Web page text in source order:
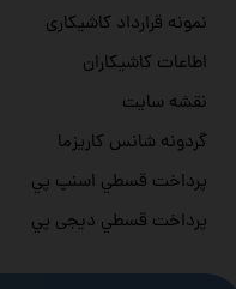
نمونه قرارداد کاشیکاری
اطاعات کاشیکاران
نقشه سایت
گردونه شانس کاریزما
پرداخت قسطي اسنپ پي
پرداخت قسطي دیجی پي